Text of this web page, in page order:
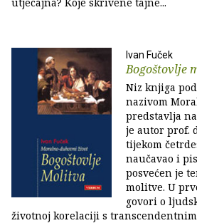
Ivan Fuček
Bogoštovlje
Niz knjiga
nazivom
predstavlja
je autor prof.
tijekom
naučavao i
posvećen je
molitve. U
govori o
životnoj korelaciji s transcendentnim